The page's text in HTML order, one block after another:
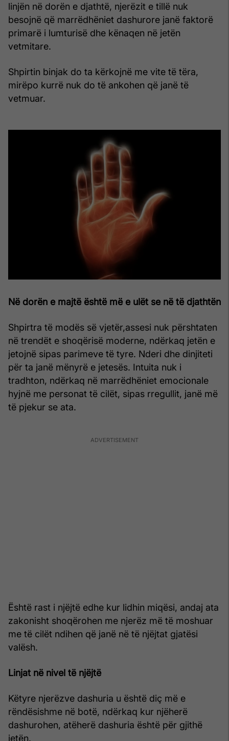
linjën në dorën e djathtë, njerëzit e tillë nuk
besojnë që marrëdhëniet dashurore janë faktorë
primarë i lumturisë dhe kënaqen në jetën
vetmitare.
Shpirtin binjak do ta kërkojnë me vite të tëra,
mirëpo kurrë nuk do të ankohen që janë të
vetmuar.
Në dorën e majtë është më e ulët se në të djathtën
Shpirtra të modës së vjetër,assesi nuk përshtaten
në trendët e shoqërisë moderne, ndërkaq jetën e
jetojnë sipas parimeve të tyre. Nderi dhe dinjiteti
për ta janë mënyrë e jetesës. Intuita nuk i
tradhton, ndërkaq në marrëdhëniet emocionale
hyjnë me personat të cilët, sipas rregullit, janë më
të pjekur se ata.
Është rast i njëjtë edhe kur lidhin miqësi, andaj ata
zakonisht shoqërohen me njerëz më të moshuar
me të cilët ndihen që janë në të njëjtat gjatësi
valësh.
Linjat në nivel të njëjtë
Këtyre njerëzve dashuria u është diç më e
rëndësishme në botë, ndërkaq kur njëherë
dashurohen, atëherë dashuria është për gjithë
jetën.